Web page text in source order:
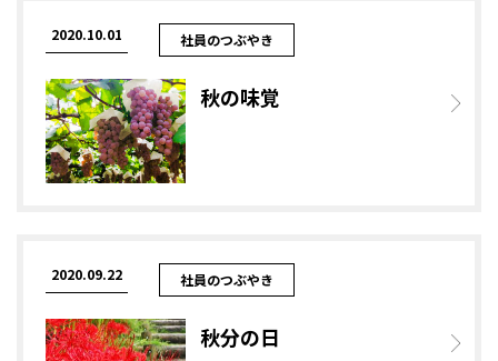
2020.10.01 社員のつぶやき
秋の味覚
2020.09.22 社員のつぶやき
秋分の日